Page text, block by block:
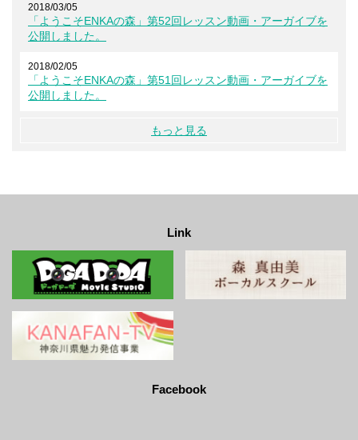
2018/03/05
「ようこそENKAの森」第52回レッスン動画・アーガイブを
公開しました。
2018/02/05
「ようこそENKAの森」第51回レッスン動画・アーガイブを
公開しました。
もっと見る
Link
Facebook